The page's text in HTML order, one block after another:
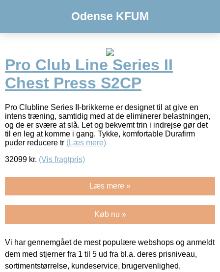
Odense KFUM
Pro Club Line Series II
Chest Press S2CP
Pro Clubline Series II-brikkerne er designet til at give en
intens træning, samtidig med at de eliminerer belastningen,
og de er svære at slå. Let og bekvemt trin i indrejse gør det
til en leg at komme i gang. Tykke, komfortable Durafirm
puder reducere tr (Læs mere)
32099 kr. (Vis fragtpris)
Læs mere »
Køb nu »
Vi har gennemgået de mest populære webshops og anmeldt
dem med stjerner fra 1 til 5 ud fra bl.a. deres prisniveau,
sortimentstørrelse, kundeservice, brugervenlighed,